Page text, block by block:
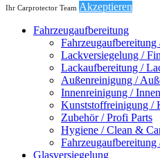
Ihr Carprotector Team Akzeptieren
Fahrzeugaufbereitung
Fahrzeugaufbereitung
Lackversiegelung /
Lackaufbereitung /
Außenreinigung /
Innenreinigung /
Kunststoffreinigung /
Zubehör / Profi Parts
Hygiene / Clean &
Fahrzeugaufbereitung
Glasversiegelung